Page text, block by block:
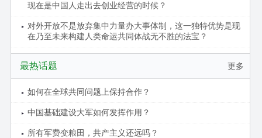
现在是中国人走出去创业经营的时候？
对外开放不是放弃集中力量办大事体制，这一独特优势是现
在乃至未来构建人类命运共同体战无不胜的法宝？
更多
最热话题
如何在全球共同问题上保持合作？
中国基础建设大军如何发挥作用？
所有军费变粮田，共产主义还远吗？